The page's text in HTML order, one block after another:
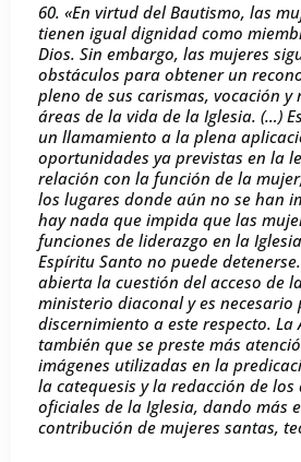
60. «En virtud del Bautismo, las
tienen igual dignidad como
Dios. Sin embargo, las mujeres
obstáculos para obtener un
pleno de sus carismas, vocación y
áreas de la vida de la Iglesia. (…)
un llamamiento a la plena
oportunidades ya previstas en la
relación con la función de la
los lugares donde aún no se han
hay nada que impida que las
funciones de liderazgo en la
Espíritu Santo no puede
abierta la cuestión del acceso de
ministerio diaconal y es necesario
discernimiento a este respecto. La
también que se preste más
imágenes utilizadas en la
la catequesis y la redacción de los
oficiales de la Iglesia, dando más
contribución de mujeres santas,